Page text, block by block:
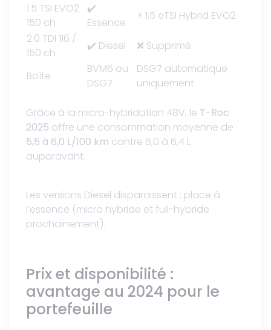
1.5 TSI EVO2
150 ch
✔️
Essence
⚡ 1.5 eTSI Hybrid EVO2
2.0 TDI 116 /
150 ch
✔️ Diesel ❌ Supprimé
Boîte
BVM6 ou
DSG7
DSG7 automatique
uniquement
Grâce à la micro-hybridation 48V, le T-Roc
2025 offre une consommation moyenne de
5,5 à 6,0 L/100 km contre 6,0 à 6,4 L
auparavant.
Les versions Diesel disparaissent : place à
l’essence (micro hybride et full-hybride
prochainement).
Prix et disponibilité :
avantage au 2024 pour le
portefeuille